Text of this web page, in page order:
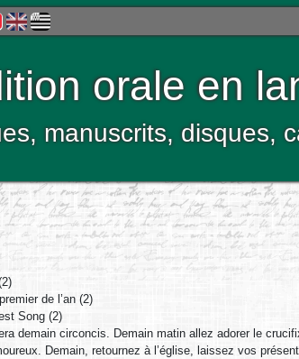
orale en
manuscrits, disques,
de l’an (2)
Song (2)
demain circoncis. Demain matin allez adorer le
Demain, retournez à l’église, laissez vos